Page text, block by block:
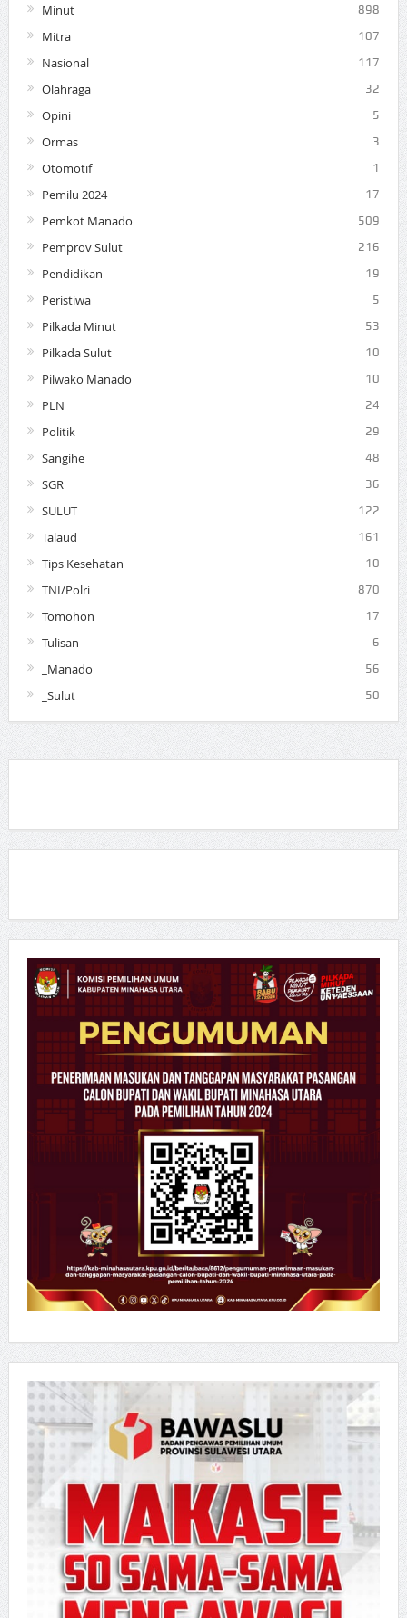
Minut 898
Mitra 107
Nasional 117
Olahraga 32
Opini 5
Ormas 3
Otomotif 1
Pemilu 2024 17
Pemkot Manado 509
Pemprov Sulut 216
Pendidikan 19
Peristiwa 5
Pilkada Minut 53
Pilkada Sulut 10
Pilwako Manado 10
PLN 24
Politik 29
Sangihe 48
SGR 36
SULUT 122
Talaud 161
Tips Kesehatan 10
TNI/Polri 870
Tomohon 17
Tulisan 6
_Manado 56
_Sulut 50